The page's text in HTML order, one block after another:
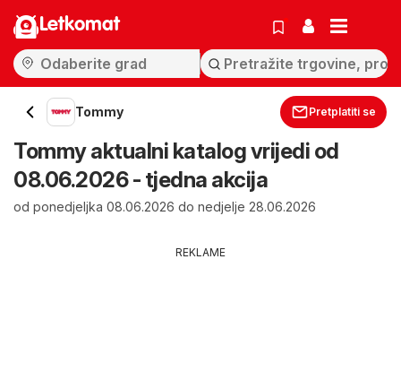
Letkomat
Tommy Pretplatiti se
Tommy aktualni katalog vrijedi od
08.06.2026 - tjedna akcija
od ponedjeljka 08.06.2026 do nedjelje 28.06.2026
REKLAME